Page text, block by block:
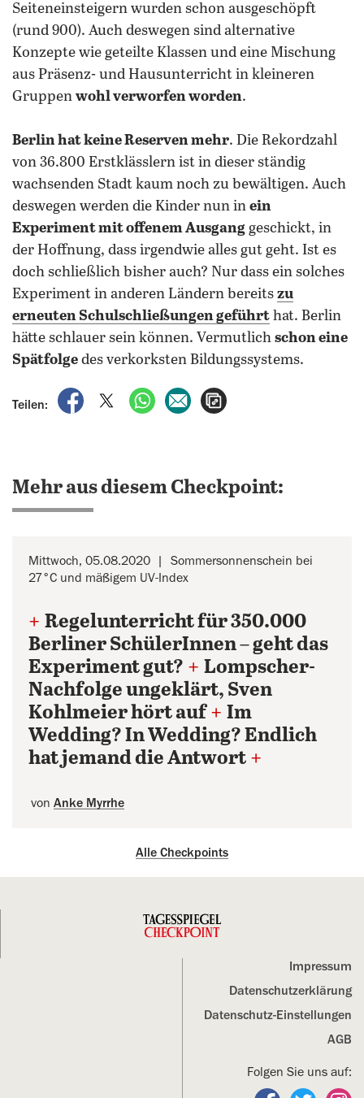
Seiteneinsteigern wurden schon ausgeschöpft
(rund 900). Auch deswegen sind alternative
Konzepte wie geteilte Klassen und eine Mischung
aus Präsenz- und Hausunterricht in kleineren
Gruppen wohl verworfen worden.
Berlin hat keine Reserven mehr. Die Rekordzahl
von 36.800 Erstklässlern ist in dieser ständig
wachsenden Stadt kaum noch zu bewältigen. Auch
deswegen werden die Kinder nun in ein
Experiment mit offenem Ausgang geschickt, in
der Hoffnung, dass irgendwie alles gut geht. Ist es
doch schließlich bisher auch? Nur dass ein solches
Experiment in anderen Ländern bereits zu
erneuten Schulschließungen geführt hat. Berlin
hätte schlauer sein können. Vermutlich schon eine
Spätfolge des verkorksten Bildungssystems.
Teilen:
auf Facebook teilen
auf X teilenper WhatsApp teilen
per E-Mail teilen
Mehr aus diesem Checkpoint:
Mittwoch, 05.08.2020
Sommersonnenschein bei
27°C und mäßigem UV-Index
+ Regelunterricht für 350.000
Berliner SchülerInnen – geht das
Experiment gut? + Lompscher-
Nachfolge ungeklärt, Sven
Kohlmeier hört auf + Im
Wedding? In Wedding? Endlich
hat jemand die Antwort +
von Anke Myrrhe
Alle Checkpoints
Impressum
Datenschutz­erklärung
Datenschutz-Einstellungen
AGB
Folgen Sie uns auf: